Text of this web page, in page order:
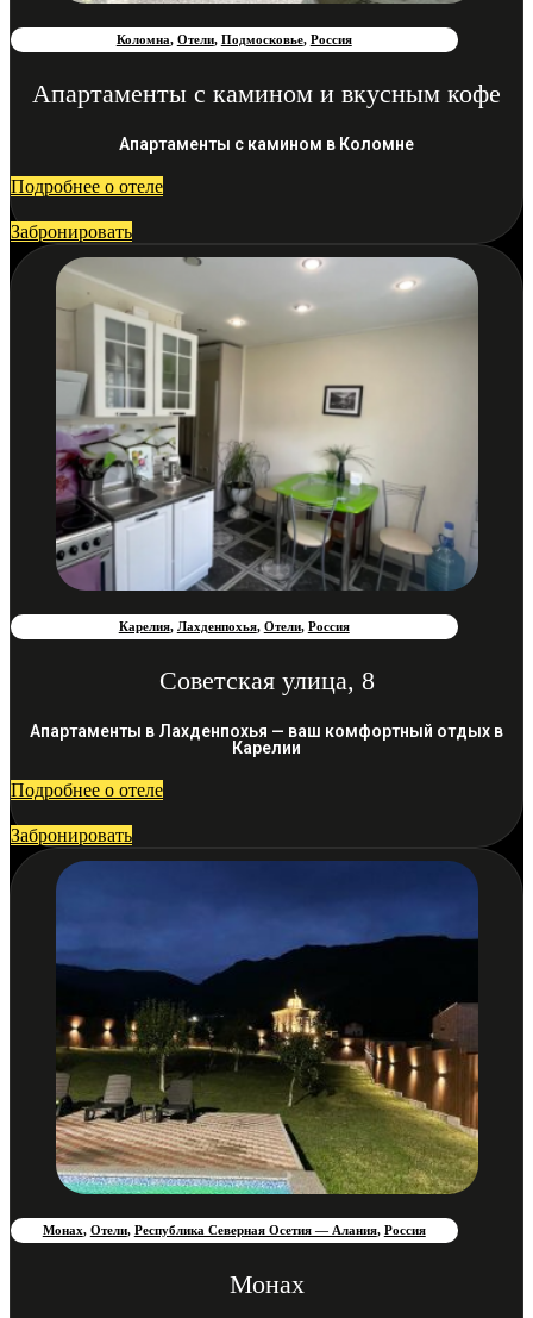
Коломна, Отели, Подмосковье, Россия
Апартаменты с камином и вкусным кофе
Апартаменты с камином в Коломне
Подробнее о отеле
Забронировать
Карелия, Лахденпохья, Отели, Россия
Советская улица, 8
Апартаменты в Лахденпохья — ваш комфортный отдых в
Карелии
Подробнее о отеле
Забронировать
Монах, Отели, Республика Северная Осетия — Алания, Россия
Монах